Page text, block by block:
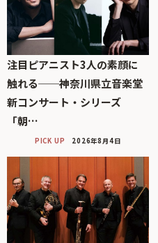
注目ピアニスト3人の素顔に
触れる──神奈川県立音楽堂
新コンサート・シリーズ
「朝…
PICK UP 2026年8月4日